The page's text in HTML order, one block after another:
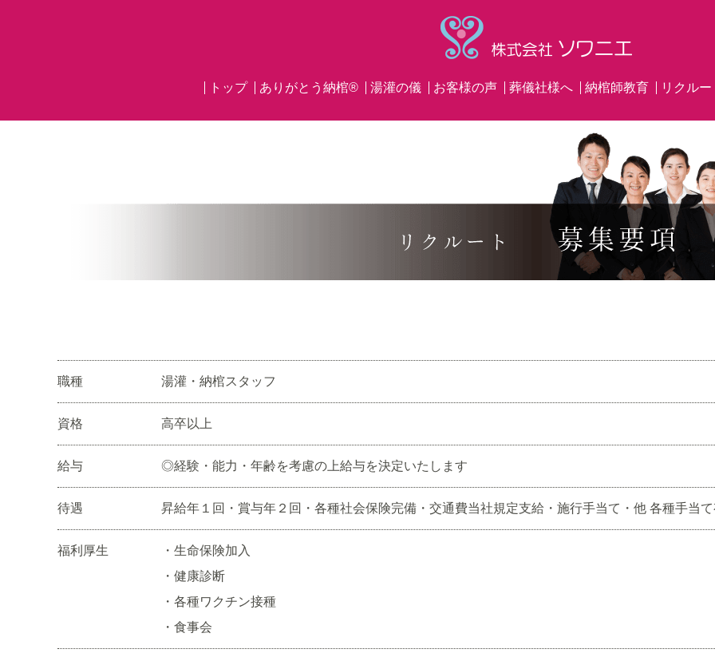
トップ ありがとう納棺® 湯灌の儀 お客様の声 葬儀社様へ 納棺師教育 リクルー
職種 湯灌・納棺スタッフ
資格 高卒以上
給与 ◎経験・能力・年齢を考慮の上給与を決定いたします
待遇 昇給年１回・賞与年２回・各種社会保険完備・交通費当社規定支給・施行手当て・他 各種手当
福利厚生
・生命保険加入
・健康診断
・各種ワクチン接種
・食事会